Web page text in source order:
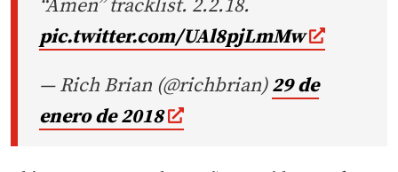
“Amen” tracklist. 2.2.18.
pic.twitter.com/UAl8pjLmMw
— Rich Brian (@richbrian)29 de
enero de 2018